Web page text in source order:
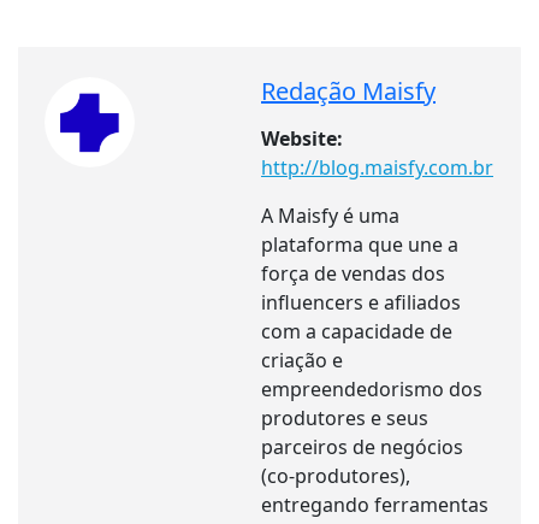
Redação Maisfy
Website:
http://blog.maisfy.com.br
A Maisfy é uma
plataforma que une a
força de vendas dos
influencers e afiliados
com a capacidade de
criação e
empreendedorismo dos
produtores e seus
parceiros de negócios
(co-produtores),
entregando ferramentas